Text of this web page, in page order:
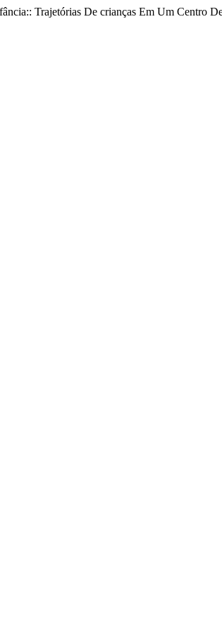
Trajetórias De crianças Em Um Centro